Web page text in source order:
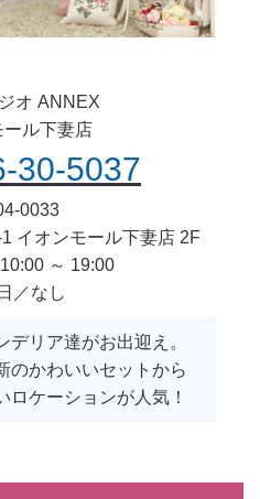
オ ANNEX
ール下妻店
30-5037
0033
イオンモール下妻店 2F
～ 19:00
／なし
デリア達がお出迎え。
のかわいいセットから
ロケーションが人気！